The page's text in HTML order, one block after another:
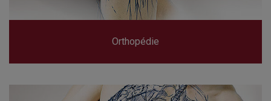
Orthopédie